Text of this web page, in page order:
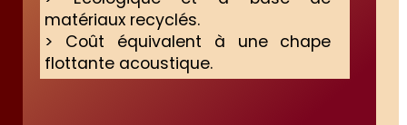
matériaux recyclés.
> Coût équivalent à une chape
flottante acoustique.